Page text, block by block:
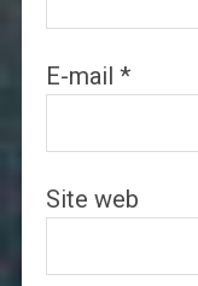
E-mail *
Site web